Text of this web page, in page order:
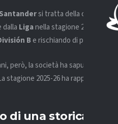
si tratta della
Liganella stagione 2011-12, il
B e rischiando di perdere la
però, la società ha saputo
stagione 2025-26 ha
di una storica del